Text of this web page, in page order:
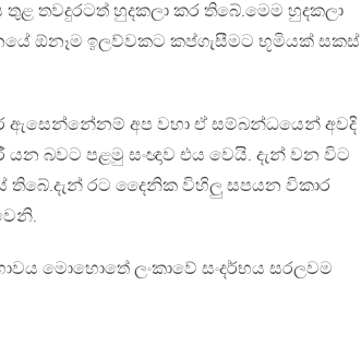
තවදුරටත් හුදකලා කර තිබේ.මෙම හුදකලා
ඕනෑම ඉලව්වකට කප්ගැසීමට භූමියක් සකස්
අප වහා ඒ සම්බන්ධයෙන් අවදි
බවට පළමු සංඥාව එය වෙයි. දැන් වන විට
තිබේ.දැන් රට දෛනික විහිලු සපයන විකාර
මොහොතේ ලංකාවේ සංදර්භය සරලවම